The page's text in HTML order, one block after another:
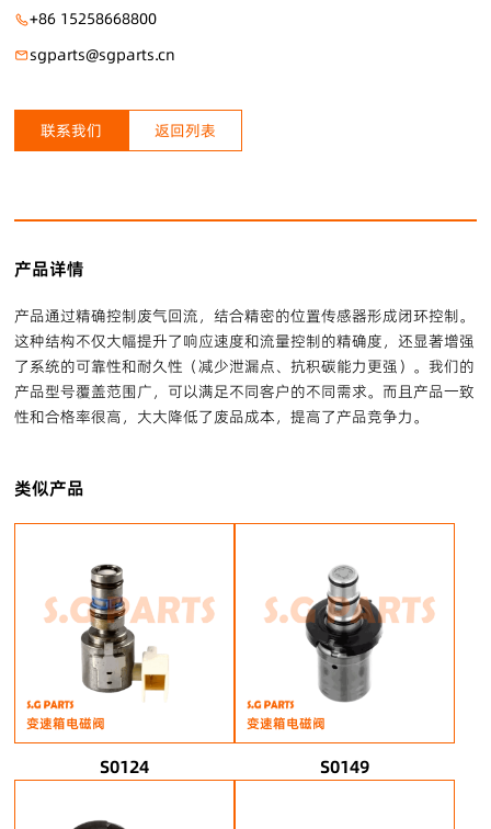
+86 15258668800
sgparts@sgparts.cn
联系我们 返回列表
产品详情
产品通过精确控制废气回流，结合精密的位置传感器形成闭环控制。
这种结构不仅大幅提升了响应速度和流量控制的精确度，还显著增强
了系统的可靠性和耐久性（减少泄漏点、抗积碳能力更强）。我们的
产品型号覆盖范围广，可以满足不同客户的不同需求。而且产品一致
性和合格率很高，大大降低了废品成本，提高了产品竞争力。
类似产品
变速箱电磁阀
S0124
变速箱电磁阀
S0149